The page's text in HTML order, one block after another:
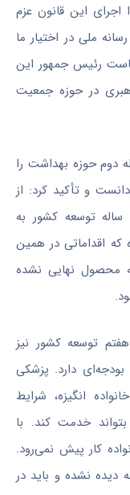
این قانون عزم
ملی در اختیار ما
رئیس جمهور این
در حوزه جمعیت
دوم حوزه بهداشت را
و تأکید کرد: از
ساله توسعه کشور به
اقداماتی در همین
محصول نهایی نشده
هفتم توسعه کشور نیز
دارد. پزشکی
انگیزه، شرایط
خدمت کند. با
خانواده کار پیش نمی‌رود.
دیده نشده و باید در